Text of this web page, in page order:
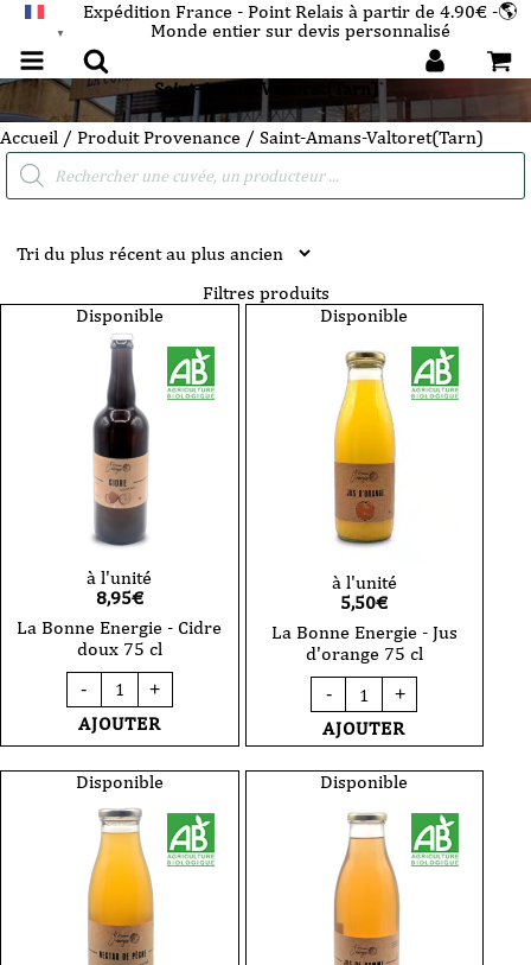
▼
Expédition France - Point Relais à partir de 4.90€ -🌎
Monde entier sur devis personnalisé
Saint-Amans-Valtoret(Tarn)
Accueil / Produit Provenance / Saint-Amans-Valtoret(Tarn)
Recherche
Filtres produits
Disponible
à l'unité
8,95€
La Bonne Energie - Cidre
doux 75 cl
-
quantité
de
La
Bonne
-
Cidre
doux
75
cl
+
AJOUTER
Disponible
à l'unité
5,50€
La Bonne Energie - Jus
d'orange 75 cl
-
quantité
de
La
Bonne
-
Jus
d'orange
75
cl
+
AJOUTER
Disponible Disponible